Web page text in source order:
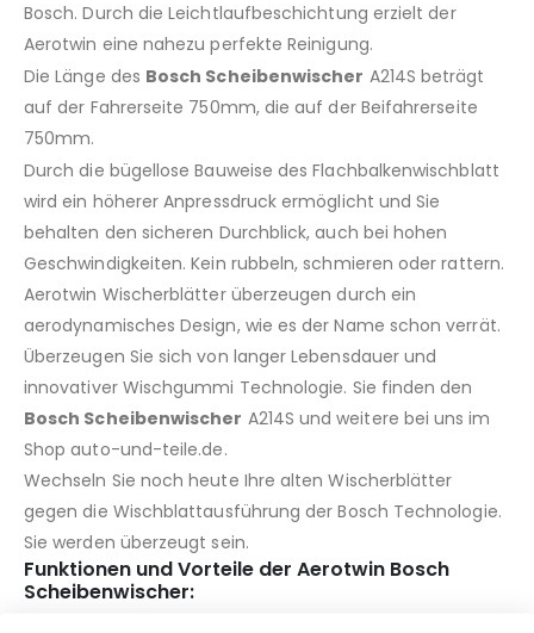
Bosch. Durch die Leichtlaufbeschichtung erzielt der
Aerotwin eine nahezu perfekte Reinigung.
Die Länge des Bosch Scheibenwischer A214S beträgt
auf der Fahrerseite 750mm, die auf der Beifahrerseite
750mm.
Durch die bügellose Bauweise des Flachbalkenwischblatt
wird ein höherer Anpressdruck ermöglicht und Sie
behalten den sicheren Durchblick, auch bei hohen
Geschwindigkeiten. Kein rubbeln, schmieren oder rattern.
Aerotwin Wischerblätter überzeugen durch ein
aerodynamisches Design, wie es der Name schon verrät.
Überzeugen Sie sich von langer Lebensdauer und
innovativer Wischgummi Technologie. Sie finden den
Bosch Scheibenwischer A214S und weitere bei uns im
Shop auto-und-teile.de.
Wechseln Sie noch heute Ihre alten Wischerblätter
gegen die Wischblattausführung der Bosch Technologie.
Sie werden überzeugt sein.
Funktionen und Vorteile der Aerotwin Bosch
Scheibenwischer: